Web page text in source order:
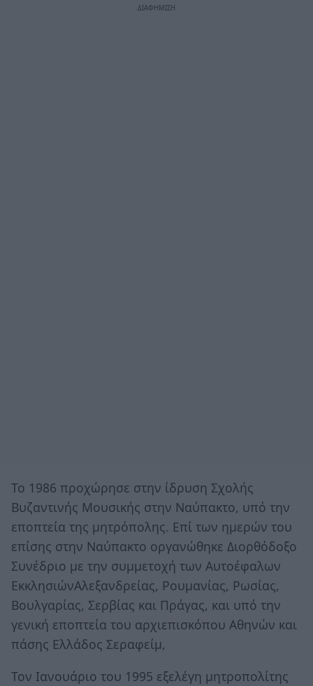
Το 1986 προχώρησε στην ίδρυση Σχολής
Βυζαντινής Μουσικής στην Ναύπακτο, υπό την
εποπτεία της μητρόπολης. Επί των ημερών του
επίσης στην Ναύπακτο οργανώθηκε Διορθόδοξο
Συνέδριο με την συμμετοχή των Αυτοέφαλων
ΕκκλησιώνΑλεξανδρείας, Ρουμανίας, Ρωσίας,
Βουλγαρίας, Σερβίας και Πράγας, και υπό την
γενική εποπτεία του αρχιεπισκόπου Αθηνών και
πάσης Ελλάδος Σεραφείμ,
Τον Ιανουάριο του 1995 εξελέγη μητροπολίτης